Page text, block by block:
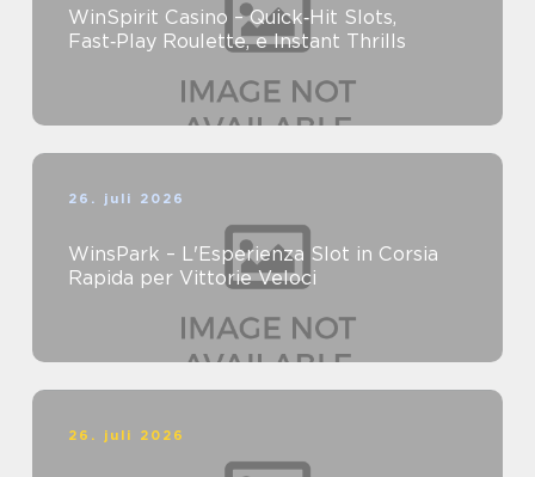
WinSpirit Casino – Quick‑Hit Slots,
Fast‑Play Roulette, e Instant Thrills
26. juli 2026
WinsPark – L'Esperienza Slot in Corsia
Rapida per Vittorie Veloci
26. juli 2026